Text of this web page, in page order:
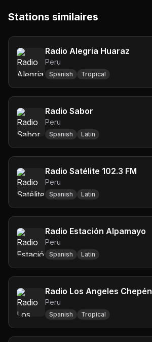
Stations similaires
Radio Alegria Huaraz
Peru
Spanish Tropical
Radio Sabor
Peru
Spanish Latin
Radio Satélite 102.3 FM
Peru
Spanish Latin
Radio Estación Alpamayo
Peru
Spanish Latin
Radio Los Angeles Chepén
Peru
Spanish Tropical